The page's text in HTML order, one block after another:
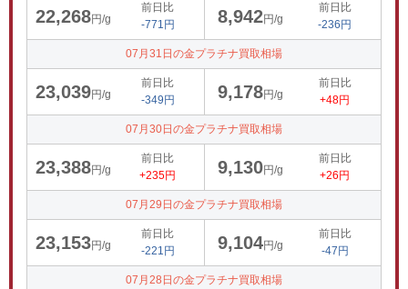
22,268円/g
前日比
-771円
8,942円/g
前日比
-236円
07月31日の金プラチナ買取相場
23,039円/g
前日比
-349円
9,178円/g
前日比
+48円
07月30日の金プラチナ買取相場
23,388円/g
前日比
+235円
9,130円/g
前日比
+26円
07月29日の金プラチナ買取相場
23,153円/g
前日比
-221円
9,104円/g
前日比
-47円
07月28日の金プラチナ買取相場